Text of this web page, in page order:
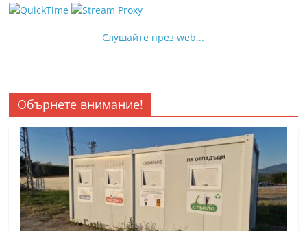
Слушайте през web...
Обърнете внимание!